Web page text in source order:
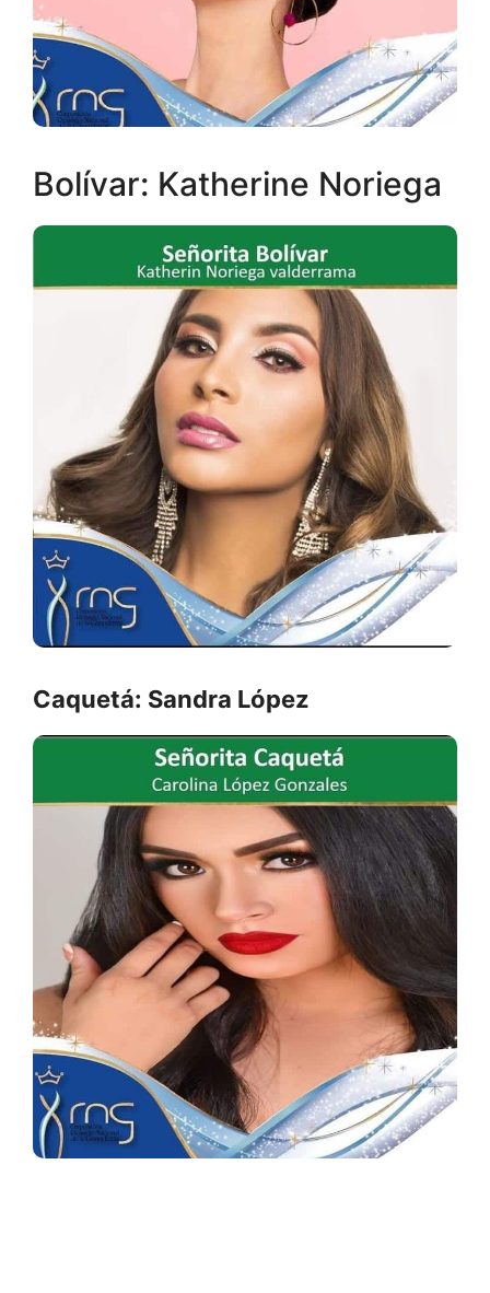
Bolívar: Katherine Noriega
Caquetá: Sandra López